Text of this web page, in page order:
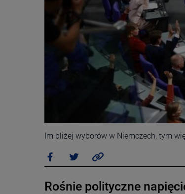
Im bliżej wyborów w Niemczech, tym
Rośnie polityczne